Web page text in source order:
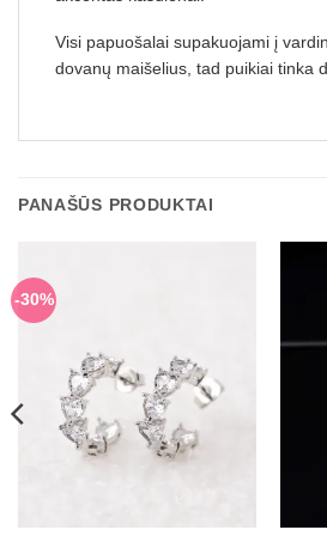
Visi papuošalai supakuojami į
dovanų maišelius, tad puikiai tinka
PANAŠŪS PRODUKTAI
-30%